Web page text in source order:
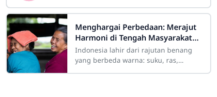
membuat akun, angka itu mungkin
kelihatan fiktif
Menghargai Perbedaan: Merajut
Harmoni di Tengah Masyarakat
yang Beragam
Indonesia lahir dari rajutan benang
yang berbeda warna: suku, ras,